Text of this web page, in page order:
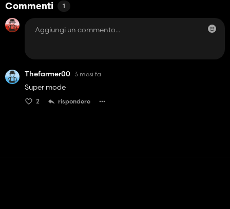
Commenti 1
Thefarmer00 3 mesi fa
Super mode
2 rispondere